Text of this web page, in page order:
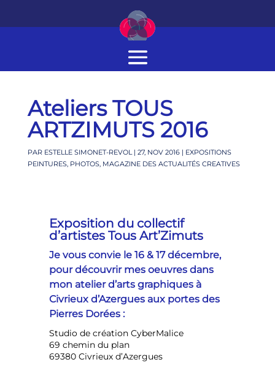
Ateliers TOUS
ARTZIMUTS 2016
PAR ESTELLE SIMONET-REVOL | 27, NOV 2016| EXPOSITIONS
PEINTURES, PHOTOS, MAGAZINE DES ACTUALITÉS CREATIVES
Exposition du collectif
d’artistes Tous Art’Zimuts
Je vous convie le 16 & 17 décembre,
pour découvrir mes oeuvres dans
mon atelier d’arts graphiques à
Civrieux d’Azergues aux portes des
Pierres Dorées :
Studio de création CyberMalice
69 chemin du plan
69380 Civrieux d’Azergues